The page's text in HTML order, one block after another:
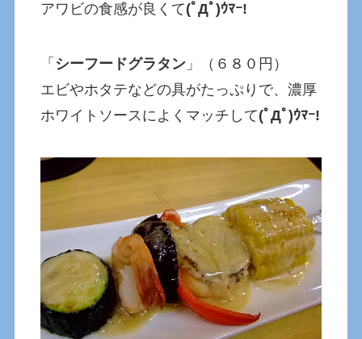
アワビの食感が良くて(ﾟДﾟ)ｳﾏｰ!
「 シーフードグラタン 」（６８０円）
エビやホタテなどの具がたっぷりで、濃厚
ホワイトソースによくマッチして(ﾟДﾟ)ｳﾏｰ!